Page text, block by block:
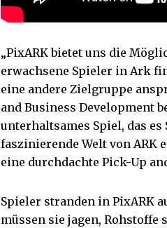
„PixARK bietet uns die
erwachsene Spieler in Ark
eine andere Zielgruppe
and Business Development
unterhaltsames Spiel, das
faszinierende Welt von ARK
eine durchdachte Pick-Up
Spieler stranden in PixARK
müssen sie jagen, Rohstoffe